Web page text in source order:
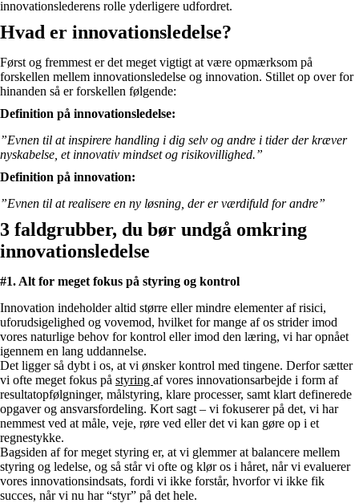
innovationslederens rolle yderligere udfordret.
Hvad er innovationsledelse?
Først og fremmest er det meget vigtigt at være opmærksom på
forskellen mellem innovationsledelse og innovation. Stillet op over for
hinanden så er forskellen følgende:
Definition på innovationsledelse:
”Evnen til at inspirere handling i dig selv og andre i tider der kræver
nyskabelse, et innovativ mindset og risikovillighed.”
Definition på innovation:
”Evnen til at realisere en ny løsning, der er værdifuld for andre”
3 faldgrubber, du bør undgå omkring
innovationsledelse
#1. Alt for meget fokus på styring og kontrol ​
Innovation indeholder altid større eller mindre elementer af risici,
uforudsigelighed og vovemod, hvilket for mange af os strider imod
vores naturlige behov for kontrol eller imod den læring, vi har opnået
igennem en lang uddannelse.
Det ligger så dybt i os, at vi ønsker kontrol med tingene. Derfor sætter
vi ofte meget fokus på styring af vores innovationsarbejde i form af
resultatopfølgninger, målstyring, klare processer, samt klart definerede
opgaver og ansvarsfordeling. Kort sagt – vi fokuserer på det, vi har
nemmest ved at måle, veje, røre ved eller det vi kan gøre op i et
regnestykke.
Bagsiden af for meget styring er, at vi glemmer at balancere mellem
styring og ledelse, og så står vi ofte og klør os i håret, når vi evaluerer
vores innovationsindsats, fordi vi ikke forstår, hvorfor vi ikke fik
succes, når vi nu har “styr” på det hele.